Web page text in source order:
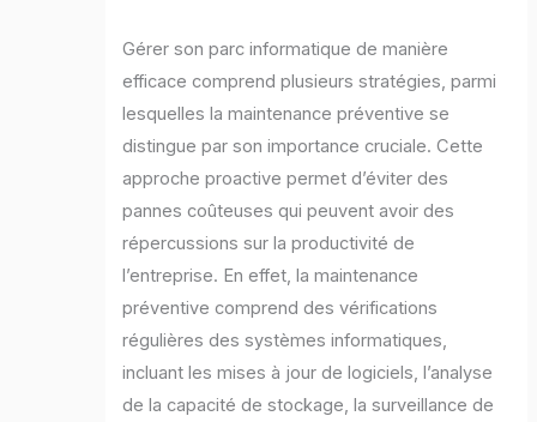
Gérer son parc informatique de manière
efficace comprend plusieurs stratégies, parmi
lesquelles la maintenance préventive se
distingue par son importance cruciale. Cette
approche proactive permet d’éviter des
pannes coûteuses qui peuvent avoir des
répercussions sur la productivité de
l’entreprise. En effet, la maintenance
préventive comprend des vérifications
régulières des systèmes informatiques,
incluant les mises à jour de logiciels, l’analyse
de la capacité de stockage, la surveillance de